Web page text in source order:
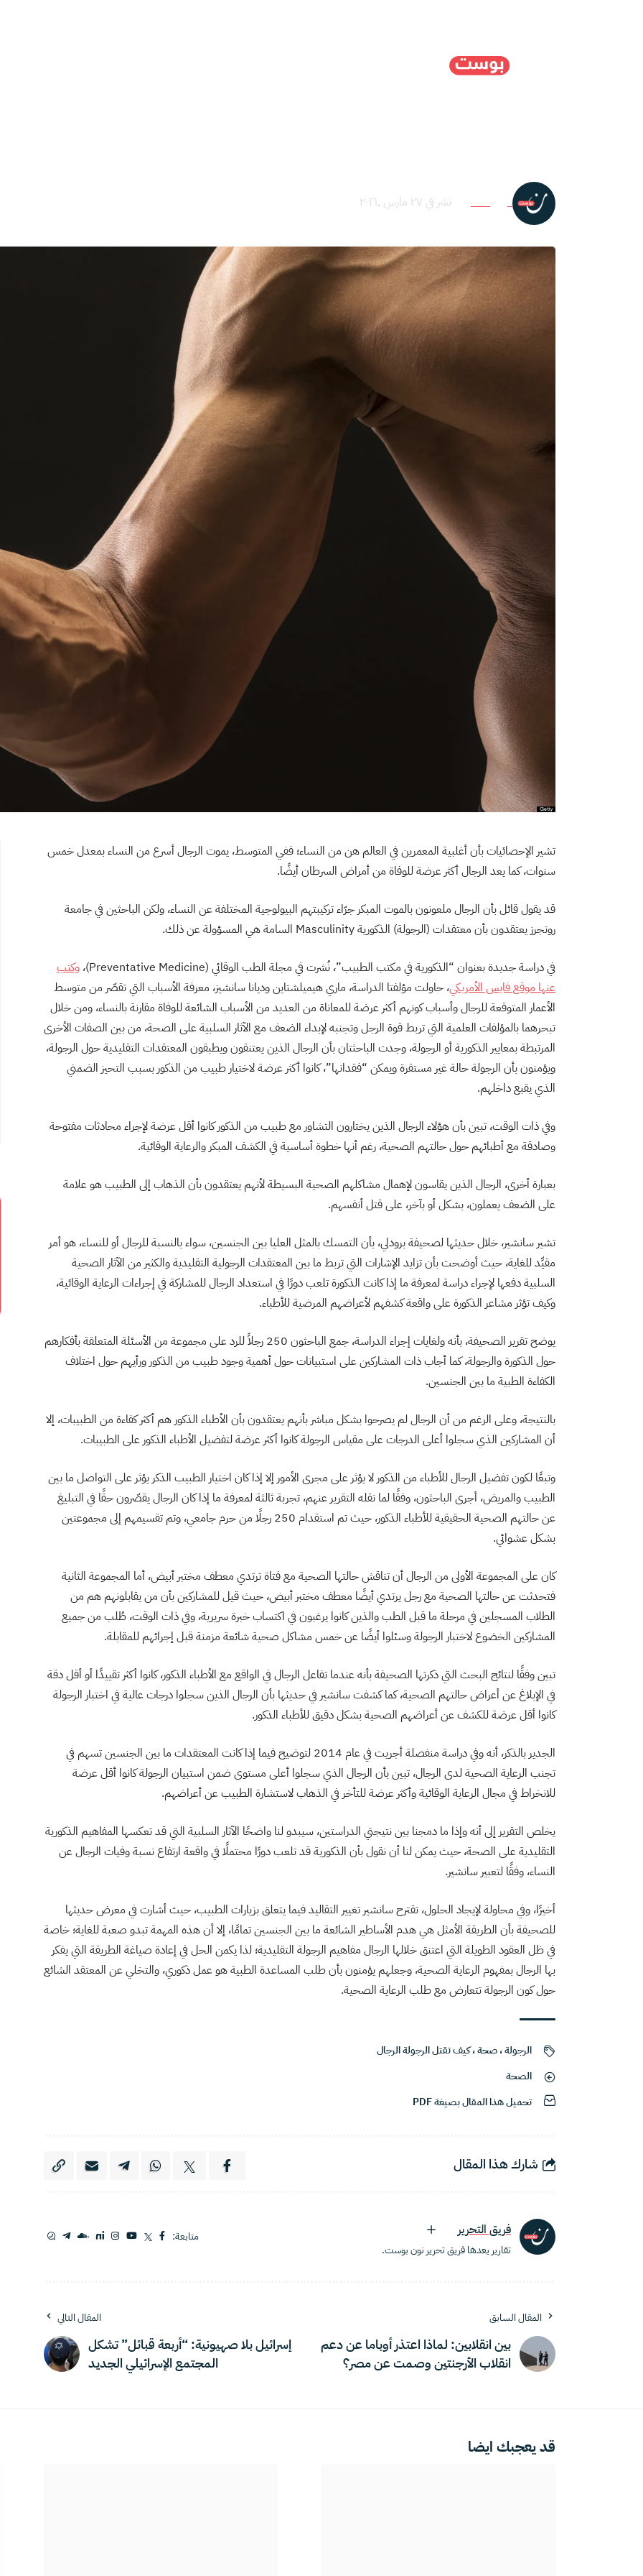
فريق التحرير نشر في ٢٧ مارس ,٢٠١٦
تشير الإحصائيات بأن أغلبية المعمرين في العالم هن من النساء؛ ففي المتوسط، يموت الرجال أسرع من النساء بمعدل خمس
سنوات، كما يعد الرجال أكثر عرضة للوفاة من أمراض السرطان أيضًا.
قد يقول قائل بأن الرجال ملعونون بالموت المبكر جرّاء تركيبتهم البيولوجية المختلفة عن النساء، ولكن الباحثين في جامعة
روتجرز يعتقدون بأن معتقدات (الرجولة) الذكورية Masculinity السامة هي المسؤولة عن ذلك.
في دراسة جديدة بعنوان “الذكورية في مكتب الطبيب”، نُشرت في مجلة الطب الوقائي (Preventative Medicine)، وكتب
عنها موقع فايس الأمريكي، حاولت مؤلفتا الدراسة، ماري هيميلشتاين وديانا سانشيز، معرفة الأسباب التي تقصّر من متوسط
الأعمار المتوقعة للرجال وأسباب كونهم أكثر عرضة للمعاناة من العديد من الأسباب الشائعة للوفاة مقارنة بالنساء، ومن خلال
تبحرهما بالمؤلفات العلمية التي تربط قوة الرجل وتجنبه لإبداء الضعف مع الآثار السلبية على الصحة، من بين الصفات الأخرى
المرتبطة بمعايير الذكورية أو الرجولة، وجدت الباحثتان بأن الرجال الذين يعتنقون ويطبقون المعتقدات التقليدية حول الرجولة،
ويؤمنون بأن الرجولة حالة غير مستقرة ويمكن “فقدانها”، كانوا أكثر عرضة لاختيار طبيب من الذكور بسبب التحيز الضمني
الذي يقبع داخلهم.
وفي ذات الوقت، تبين بأن هؤلاء الرجال الذين يختارون التشاور مع طبيب من الذكور كانوا أقل عرضة لإجراء محادثات مفتوحة
وصادقة مع أطبائهم حول حالتهم الصحية، رغم أنها خطوة أساسية في الكشف المبكر والرعاية الوقائية.
بعبارة أخرى، الرجال الذين يقاسون لإهمال مشاكلهم الصحية البسيطة لأنهم يعتقدون بأن الذهاب إلى الطبيب هو علامة
على الضعف يعملون، بشكل أو بآخر، على قتل أنفسهم.
تشير سانشير، خلال حديثها لصحيفة برودلي، بأن التمسك بالمثل العليا بين الجنسين، سواء بالنسبة للرجال أو للنساء، هو أمر
مقيِّد للغاية، حيث أوضحت بأن تزايد الإشارات التي تربط ما بين المعتقدات الرجولية التقليدية والكثير من الآثار الصحية
السلبية دفعها لإجراء دراسة لمعرفة ما إذا كانت الذكورة تلعب دورًا في استعداد الرجال للمشاركة في إجراءات الرعاية الوقائية،
وكيف تؤثر مشاعر الذكورة على واقعة كشفهم لأعراضهم المرضية للأطباء.
يوضح تقرير الصحيفة، بأنه ولغايات إجراء الدراسة، جمع الباحثون 250 رجلاً للرد على مجموعة من الأسئلة المتعلقة بأفكارهم
حول الذكورة والرجولة، كما أجاب ذات المشاركين على استبيانات حول أهمية وجود طبيب من الذكور ورأيهم حول اختلاف
الكفاءة الطبية ما بين الجنسين.
بالنتيجة، وعلى الرغم من أن الرجال لم يصرحوا بشكل مباشر بأنهم يعتقدون بأن الأطباء الذكور هم أكثر كفاءة من الطبيبات، إلا
أن المشاركين الذي سجلوا أعلى الدرجات على مقياس الرجولة كانوا أكثر عرضة لتفضيل الأطباء الذكور على الطبيبات.
وتبعًا لكون تفضيل الرجال للأطباء من الذكور لا يؤثر على مجرى الأمور إلا إذا كان اختيار الطبيب الذكر يؤثر على التواصل ما بين
الطبيب والمريض، أجرى الباحثون، وفقًا لما نقله التقرير عنهم، تجربة ثالثة لمعرفة ما إذا كان الرجال يقصّرون حقًا في التبليغ
عن حالتهم الصحية الحقيقية للأطباء الذكور، حيث تم استقدام 250 رجلًا من حرم جامعي، وتم تقسيمهم إلى مجموعتين
بشكل عشوائي.
كان على المجموعة الأولى من الرجال أن تناقش حالتها الصحية مع فتاة ترتدي معطف مختبر أبيض، أما المجموعة الثانية
فتحدثت عن حالتها الصحية مع رجل يرتدي أيضًا معطف مختبر أبيض، حيث قيل للمشاركين بأن من يقابلونهم هم من
الطلاب المسجلين في مرحلة ما قبل الطب والذين كانوا يرغبون في اكتساب خبرة سريرية، وفي ذات الوقت، طُلب من جميع
المشاركين الخضوع لاختبار الرجولة وسئلوا أيضًا عن خمس مشاكل صحية شائعة مزمنة قبل إجرائهم للمقابلة.
تبين وفقًا لنتائج البحث التي ذكرتها الصحيفة بأنه عندما تفاعل الرجال في الواقع مع الأطباء الذكور، كانوا أكثر تقييدًا أو أقل دقة
في الإبلاغ عن أعراض حالتهم الصحية، كما كشفت سانشير في حديثها بأن الرجال الذين سجلوا درجات عالية في اختبار الرجولة
كانوا أقل عرضة للكشف عن أعراضهم الصحية بشكل دقيق للأطباء الذكور.
الجدير بالذكر، أنه وفي دراسة منفصلة أجريت في عام 2014 لتوضيح فيما إذا كانت المعتقدات ما بين الجنسين تسهم في
تجنب الرعاية الصحية لدى الرجال، تبين بأن الرجال الذي سجلوا أعلى مستوى ضمن استبيان الرجولة كانوا أقل عرضة
للانخراط في مجال الرعاية الوقائية وأكثر عرضة للتأخر في الذهاب لاستشارة الطبيب عن أعراضهم.
يخلص التقرير إلى أنه وإذا ما دمجنا بين نتيجتي الدراستين، سيبدو لنا واضحًا الآثار السلبية التي قد تعكسها المفاهيم الذكورية
التقليدية على الصحة، حيث يمكن لنا أن نقول بأن الذكورية قد تلعب دورًا محتملًا في واقعة ارتفاع نسبة وفيات الرجال عن
النساء، وفقًا لتعبير سانشير.
أخيرًا، وفي محاولة لإيجاد الحلول، تقترح سانشير تغيير التقاليد فيما يتعلق بزيارات الطبيب، حيث أشارت في معرض حديثها
للصحيفة بأن الطريقة الأمثل هي هدم الأساطير الشائعة ما بين الجنسين تمامًا، إلا أن هذه المهمة تبدو صعبة للغاية؛ خاصة
في ظل العقود الطويلة التي اعتنق خلالها الرجال مفاهيم الرجولة التقليدية؛ لذا يكمن الحل في إعادة صياغة الطريقة التي يفكر
بها الرجال بمفهوم الرعاية الصحية، وجعلهم يؤمنون بأن طلب المساعدة الطبية هو عمل ذكوري، والتخلي عن المعتقد الشائع
حول كون الرجولة تتعارض مع طلب الرعاية الصحية.
الرجولة،صحة،كيف تقتل الرجولة الرجال
الصحة
تحميل هذا المقال بصيغة PDF
شارك هذا المقال
فريق التحرير
تقارير يعدها فريق تحرير نون بوست.
متابعة:
المقال السابق
بين انقلابين: لماذا اعتذر أوباما عن دعم
انقلاب الأرجنتين وصمت عن مصر؟
المقال التالي
إسرائيل بلا صهيونية: “أربعة قبائل” تشكل
المجتمع الإسرائيلي الجديد
قد يعجبك ايضا